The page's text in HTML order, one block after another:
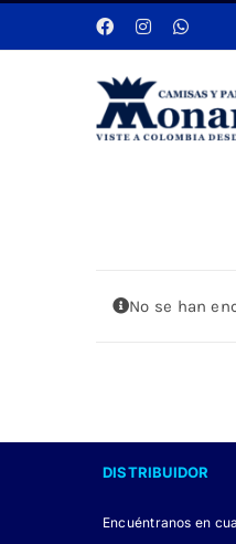
al
No se han
DISTRIBUIDOR
Encuéntranos en